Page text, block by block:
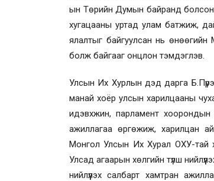
ын Төрийн Думын байранд болсон
хугацааны уртад улам батжиж,
ялалтыг байгуулсан нь өнөөгийн
болж байгааг онцлон тэмдэглэв.
Улсын Их Хурлын дэд дарга
манай хоёр улсын харилцааны
идэвхжин, парламент
ажиллагаа өргөжиж, харилцан
Монгол Улсын Их Хурал ОХУ-тай
Улсад агаарын хөлгийн түлш
нийлүүлэх салбарт хамтран